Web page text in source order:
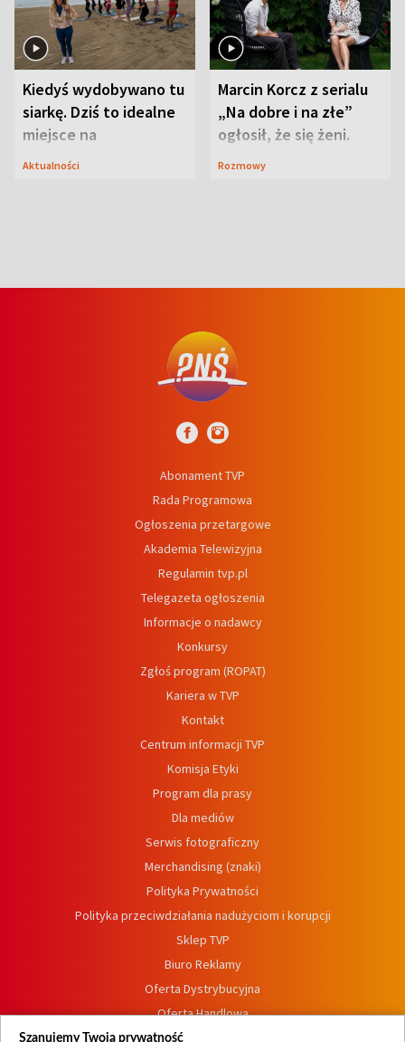
Kiedyś wydobywano tu
siarkę. Dziś to idealne
miejsce na
wypoczynek
Aktualności
Marcin Korcz z serialu
„Na dobre i na złe”
ogłosił, że się żeni.
Zdradził, co zmienił
Rozmowy
Abonament TVP
Rada Programowa
Ogłoszenia przetargowe
Akademia Telewizyjna
Regulamin tvp.pl
Telegazeta ogłoszenia
Informacje o nadawcy
Konkursy
Zgłoś program (ROPAT)
Kariera w TVP
Kontakt
Centrum informacji TVP
Komisja Etyki
Program dla prasy
Dla mediów
Serwis fotograficzny
Merchandising (znaki)
Polityka Prywatności
Polityka przeciwdziałania nadużyciom i korupcji
Sklep TVP
Biuro Reklamy
Oferta Dystrybucyjna
Oferta Handlowa
Dostępność
Szanujemy Twoją prywatność